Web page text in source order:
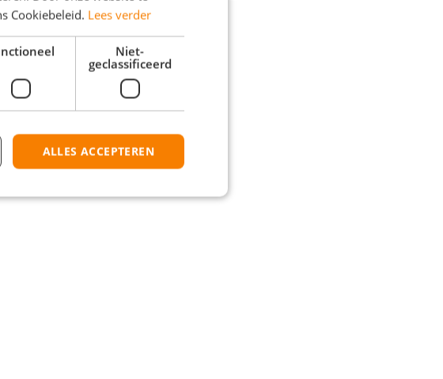
Cookiebeleid. Lees verder
Niet-
geclassificeerd
ALLES ACCEPTEREN